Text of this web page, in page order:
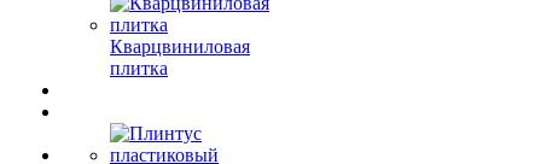
Кварцвиниловая
плитка